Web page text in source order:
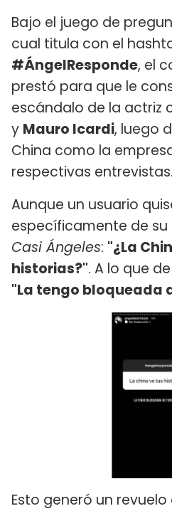
Bajo el juego de
cual titula con el
#ÁngelResponde, el
prestó para que le
escándalo de la actriz
y Mauro Icardi, luego
China como la
respectivas entrevistas.
Aunque un usuario
específicamente de su
Casi Ángeles: "¿La
historias?". A lo que
"La tengo bloqueada
Esto generó un revuelo